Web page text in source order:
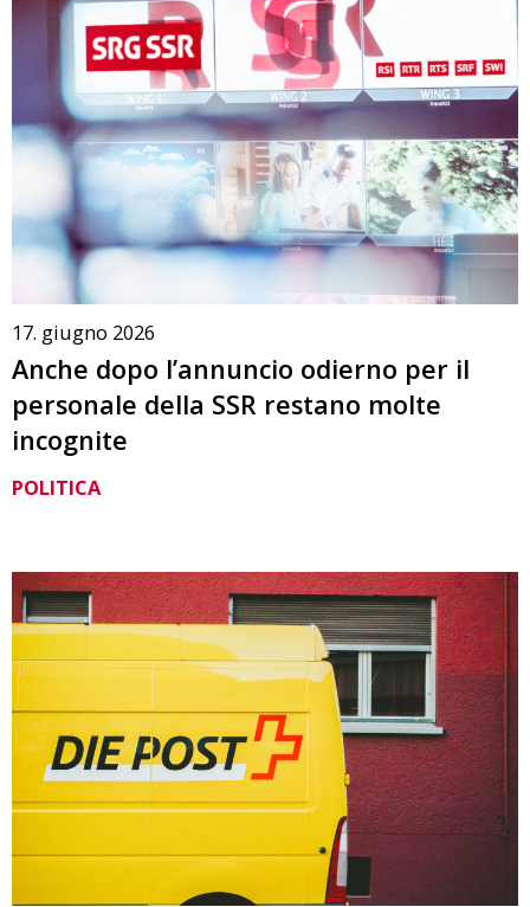
17. giugno 2026
Anche dopo l’annuncio odierno per il
personale della SSR restano molte
incognite
POLITICA